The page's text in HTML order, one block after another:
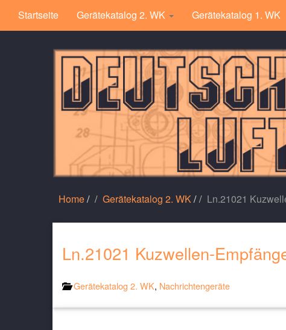
Startseite Gerätekatalog 2. WK Gerätekatalog 1. WK
Home/ Gerätekatalog 2. WK / Ln.21021
Ln.21021 Kuzwellen-
Gerätekatalog 2. WK, Nachrichtengeräte